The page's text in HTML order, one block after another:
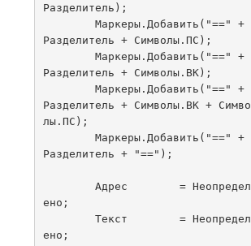
Разделитель);
Разделитель + Символы.ПС);
Разделитель + Символы.ВК);
Разделитель + Символы.ВК + Симво
лы.ПС);
Разделитель + "==");
ено;
ено;